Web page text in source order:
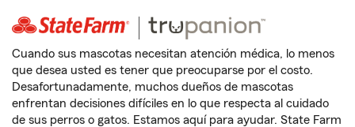
Cuando sus mascotas necesitan atención médica, lo menos
que desea usted es tener que preocuparse por el costo.
Desafortunadamente, muchos dueños de mascotas
enfrentan decisiones difíciles en lo que respecta al cuidado
de sus perros o gatos. Estamos aquí para ayudar. State Farm